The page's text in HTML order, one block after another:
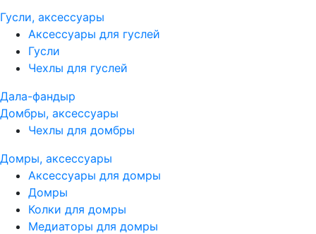
Гусли, аксессуары
Аксессуары для гуслей
Гусли
Чехлы для гуслей
Дала-фандыр
Домбры, аксессуары
Чехлы для домбры
Домры, аксессуары
Аксессуары для домры
Домры
Колки для домры
Медиаторы для домры